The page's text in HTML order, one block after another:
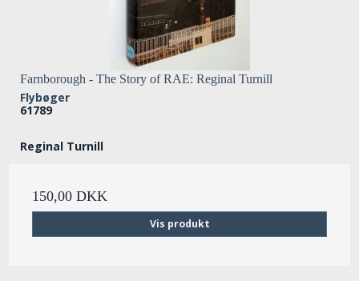
Farnborough - The Story of RAE: Reginal Turnill
Flybøger
61789
Reginal Turnill
150,00 DKK
Vis produkt